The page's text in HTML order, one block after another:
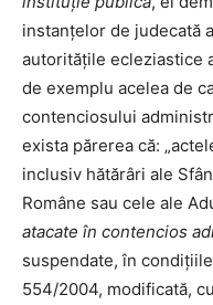
instanțelor de judecată
autoritățile ecleziastice
de exemplu acelea de
contenciosului
exista părerea că:
inclusiv hătărâri ale
Române sau cele ale
atacate în contencios
suspendate, în
554/2004, modificată,